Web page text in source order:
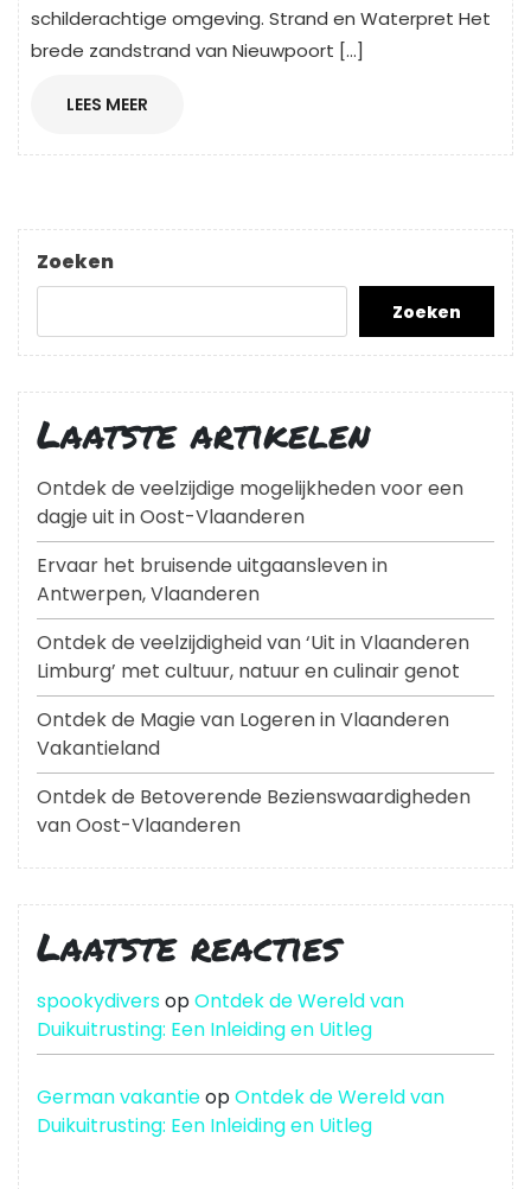
schilderachtige omgeving. Strand en Waterpret Het
brede zandstrand van Nieuwpoort […]
LEES MEER
Zoeken
Zoeken
Laatste artikelen
Ontdek de veelzijdige mogelijkheden voor een
dagje uit in Oost-Vlaanderen
Ervaar het bruisende uitgaansleven in
Antwerpen, Vlaanderen
Ontdek de veelzijdigheid van ‘Uit in Vlaanderen
Limburg’ met cultuur, natuur en culinair genot
Ontdek de Magie van Logeren in Vlaanderen
Vakantieland
Ontdek de Betoverende Bezienswaardigheden
van Oost-Vlaanderen
Laatste reacties
spookydiversopOntdek de Wereld van
Duikuitrusting: Een Inleiding en Uitleg
German vakantieopOntdek de Wereld van
Duikuitrusting: Een Inleiding en Uitleg